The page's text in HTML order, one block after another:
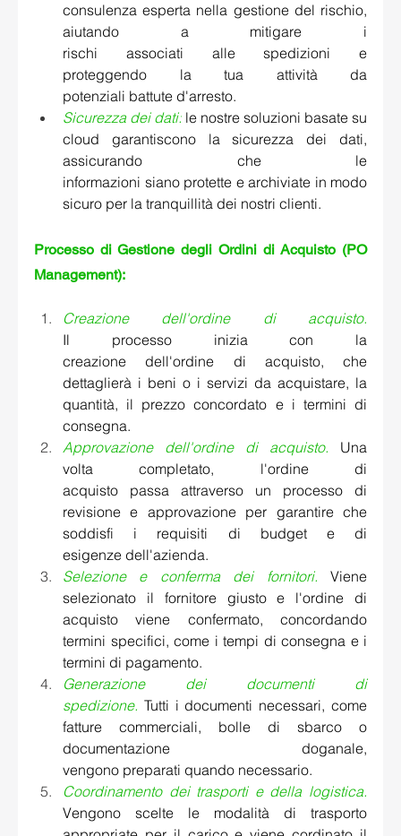
consulenza esperta nella gestione del rischio,
aiutando a mitigare i
rischi associati alle spedizioni e
proteggendo la tua attività da
potenziali battute d'arresto.
Sicurezza dei dati: le nostre soluzioni basate su
cloud garantiscono la sicurezza dei dati,
assicurando che le
informazioni siano protette e archiviate in modo
sicuro per la tranquillità dei nostri clienti.
Processo di Gestione degli Ordini di Acquisto (PO
Management):
Creazione dell'ordine di acquisto.
Il processo inizia con la
creazione dell'ordine di acquisto, che
dettaglierà i beni o i servizi da acquistare, la
quantità, il prezzo concordato e i termini di
consegna.
Approvazione dell'ordine di acquisto.
Una
volta completato, l'ordine di
acquisto passa attraverso un processo di
revisione e approvazione per garantire che
soddisfi i requisiti di budget e di
esigenze dell'azienda.
Selezione e conferma dei fornitori. Viene
selezionato il fornitore giusto e l'ordine di
acquisto viene confermato, concordando
termini specifici, come i tempi di consegna e i
termini di pagamento.
Generazione dei documenti di
spedizione. Tutti i documenti necessari, come
fatture commerciali, bolle di sbarco o
documentazione doganale,
vengono preparati quando necessario.
Coordinamento dei trasporti e della logistica.
Vengono scelte le modalità di trasporto